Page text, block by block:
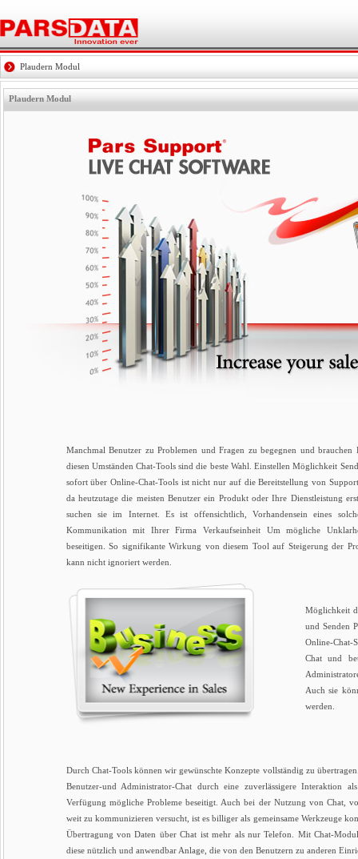
Plaudern Modul
Plaudern Modul
Manchmal Benutzer zu Problemen und Fragen zu begegnen und
diesen Umständen Chat-Tools sind die beste Wahl. Einstellen Möglichkeit
sofort über Online-Chat-Tools ist nicht nur auf die Bereitstellung von
da heutzutage die meisten Benutzer ein Produkt oder Ihre Dienstleistung
suchen sie im Internet. Es ist offensichtlich, Vorhandensein eines
Kommunikation mit Ihrer Firma Verkaufseinheit Um mögliche
beseitigen. So signifikante Wirkung von diesem Tool auf Steigerung der
kann nicht ignoriert werden.
Möglichkeit
und Senden
Online-Chat-
Chat und
Auch sie
werden.
Durch Chat-Tools können wir gewünschte Konzepte vollständig zu
Benutzer-und Administrator-Chat durch eine zuverlässigere Interaktion
Verfügung mögliche Probleme beseitigt. Auch bei der Nutzung von Chat,
weit zu kommunizieren versucht, ist es billiger als gemeinsame Werkzeuge
Übertragung von Daten über Chat ist mehr als nur Telefon. Mit Chat-
diese nützlich und anwendbar Anlage, die von den Benutzern zu anderen